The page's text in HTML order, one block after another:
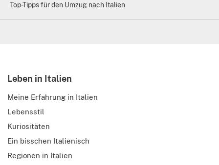
Top-Tipps für den Umzug nach Italien
Leben in Italien
Meine Erfahrung in Italien
Lebensstil
Kuriositäten
Ein bisschen Italienisch
Regionen in Italien